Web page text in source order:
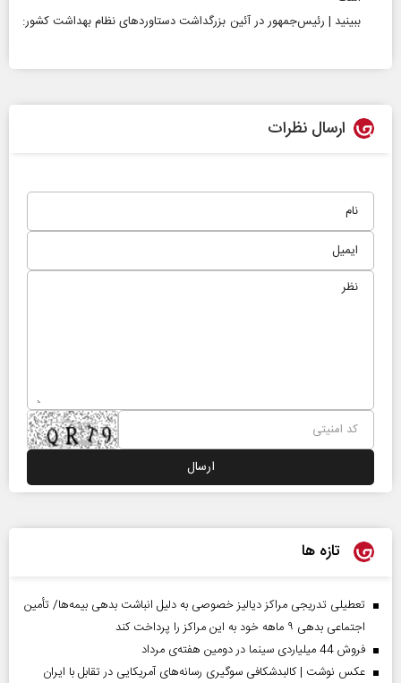
ببینید | رئیس‌جمهور در آئین بزرگداشت دستاوردهای نظام بهداشت کشور:‌
ارسال نظرات
تازه ها
تعطیلی تدریجی مراکز دیالیز خصوصی به دلیل انباشت بدهی بیمه‌ها/ تأمین
اجتماعی بدهی ۹ ماهه خود به این مراکز را پرداخت کند
فروش 44 میلیاردی سینما در دومین هفته‌ی مرداد
عکس نوشت | کالبدشکافی سوگیری رسانه‌های آمریکایی در تقابل با ایران